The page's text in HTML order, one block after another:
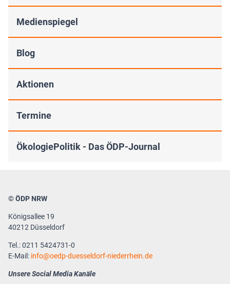
Medienspiegel
Blog
Aktionen
Termine
ÖkologiePolitik - Das ÖDP-Journal
© ÖDP NRW
Königsallee 19
40212 Düsseldorf
Tel.: 0211 5424731-0
E-Mail: info oedp-duesseldorf-niederrhein.de
Unsere Social Media Kanäle